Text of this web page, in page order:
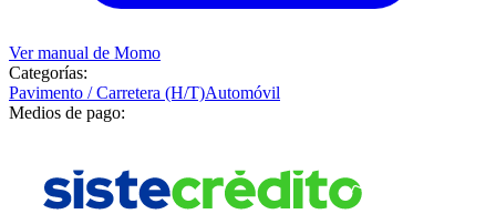
Ver manual de Momo
Categorías:
Pavimento / Carretera (H/T)Automóvil
Medios de pago: